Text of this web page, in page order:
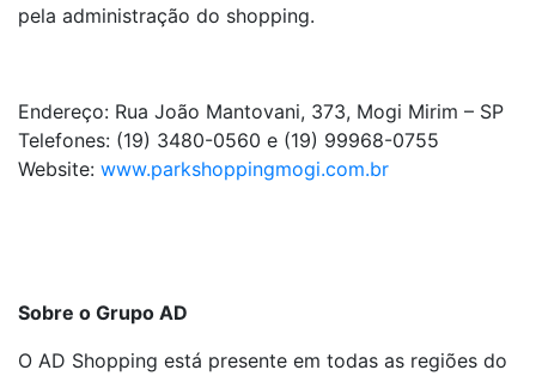
pela administração do shopping.
Endereço: Rua João Mantovani, 373, Mogi Mirim – SP
Telefones: (19) 3480-0560 e (19) 99968-0755
Website: www.parkshoppingmogi.com.br
Sobre o Grupo AD
O AD Shopping está presente em todas as regiões do